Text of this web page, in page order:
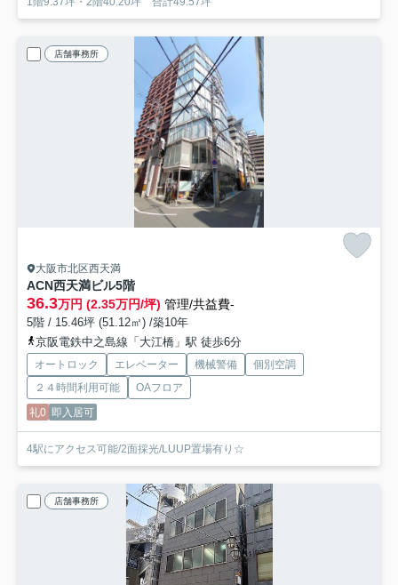
店舗事務所
大阪市北区西天満
ACN西天満ビル5階
36.3万円 (2.35万円/坪) 管理/共益費-
5階 / 15.46坪 (51.12㎡) /築10年
京阪電鉄中之島線「大江橋」駅 徒歩6分
オートロック エレベーター 機械警備
個別空調
２４時間利用可能
OAフロア
礼0 即入居可
4駅にアクセス可能/2面採光/LUUP置場有り☆
店舗事務所